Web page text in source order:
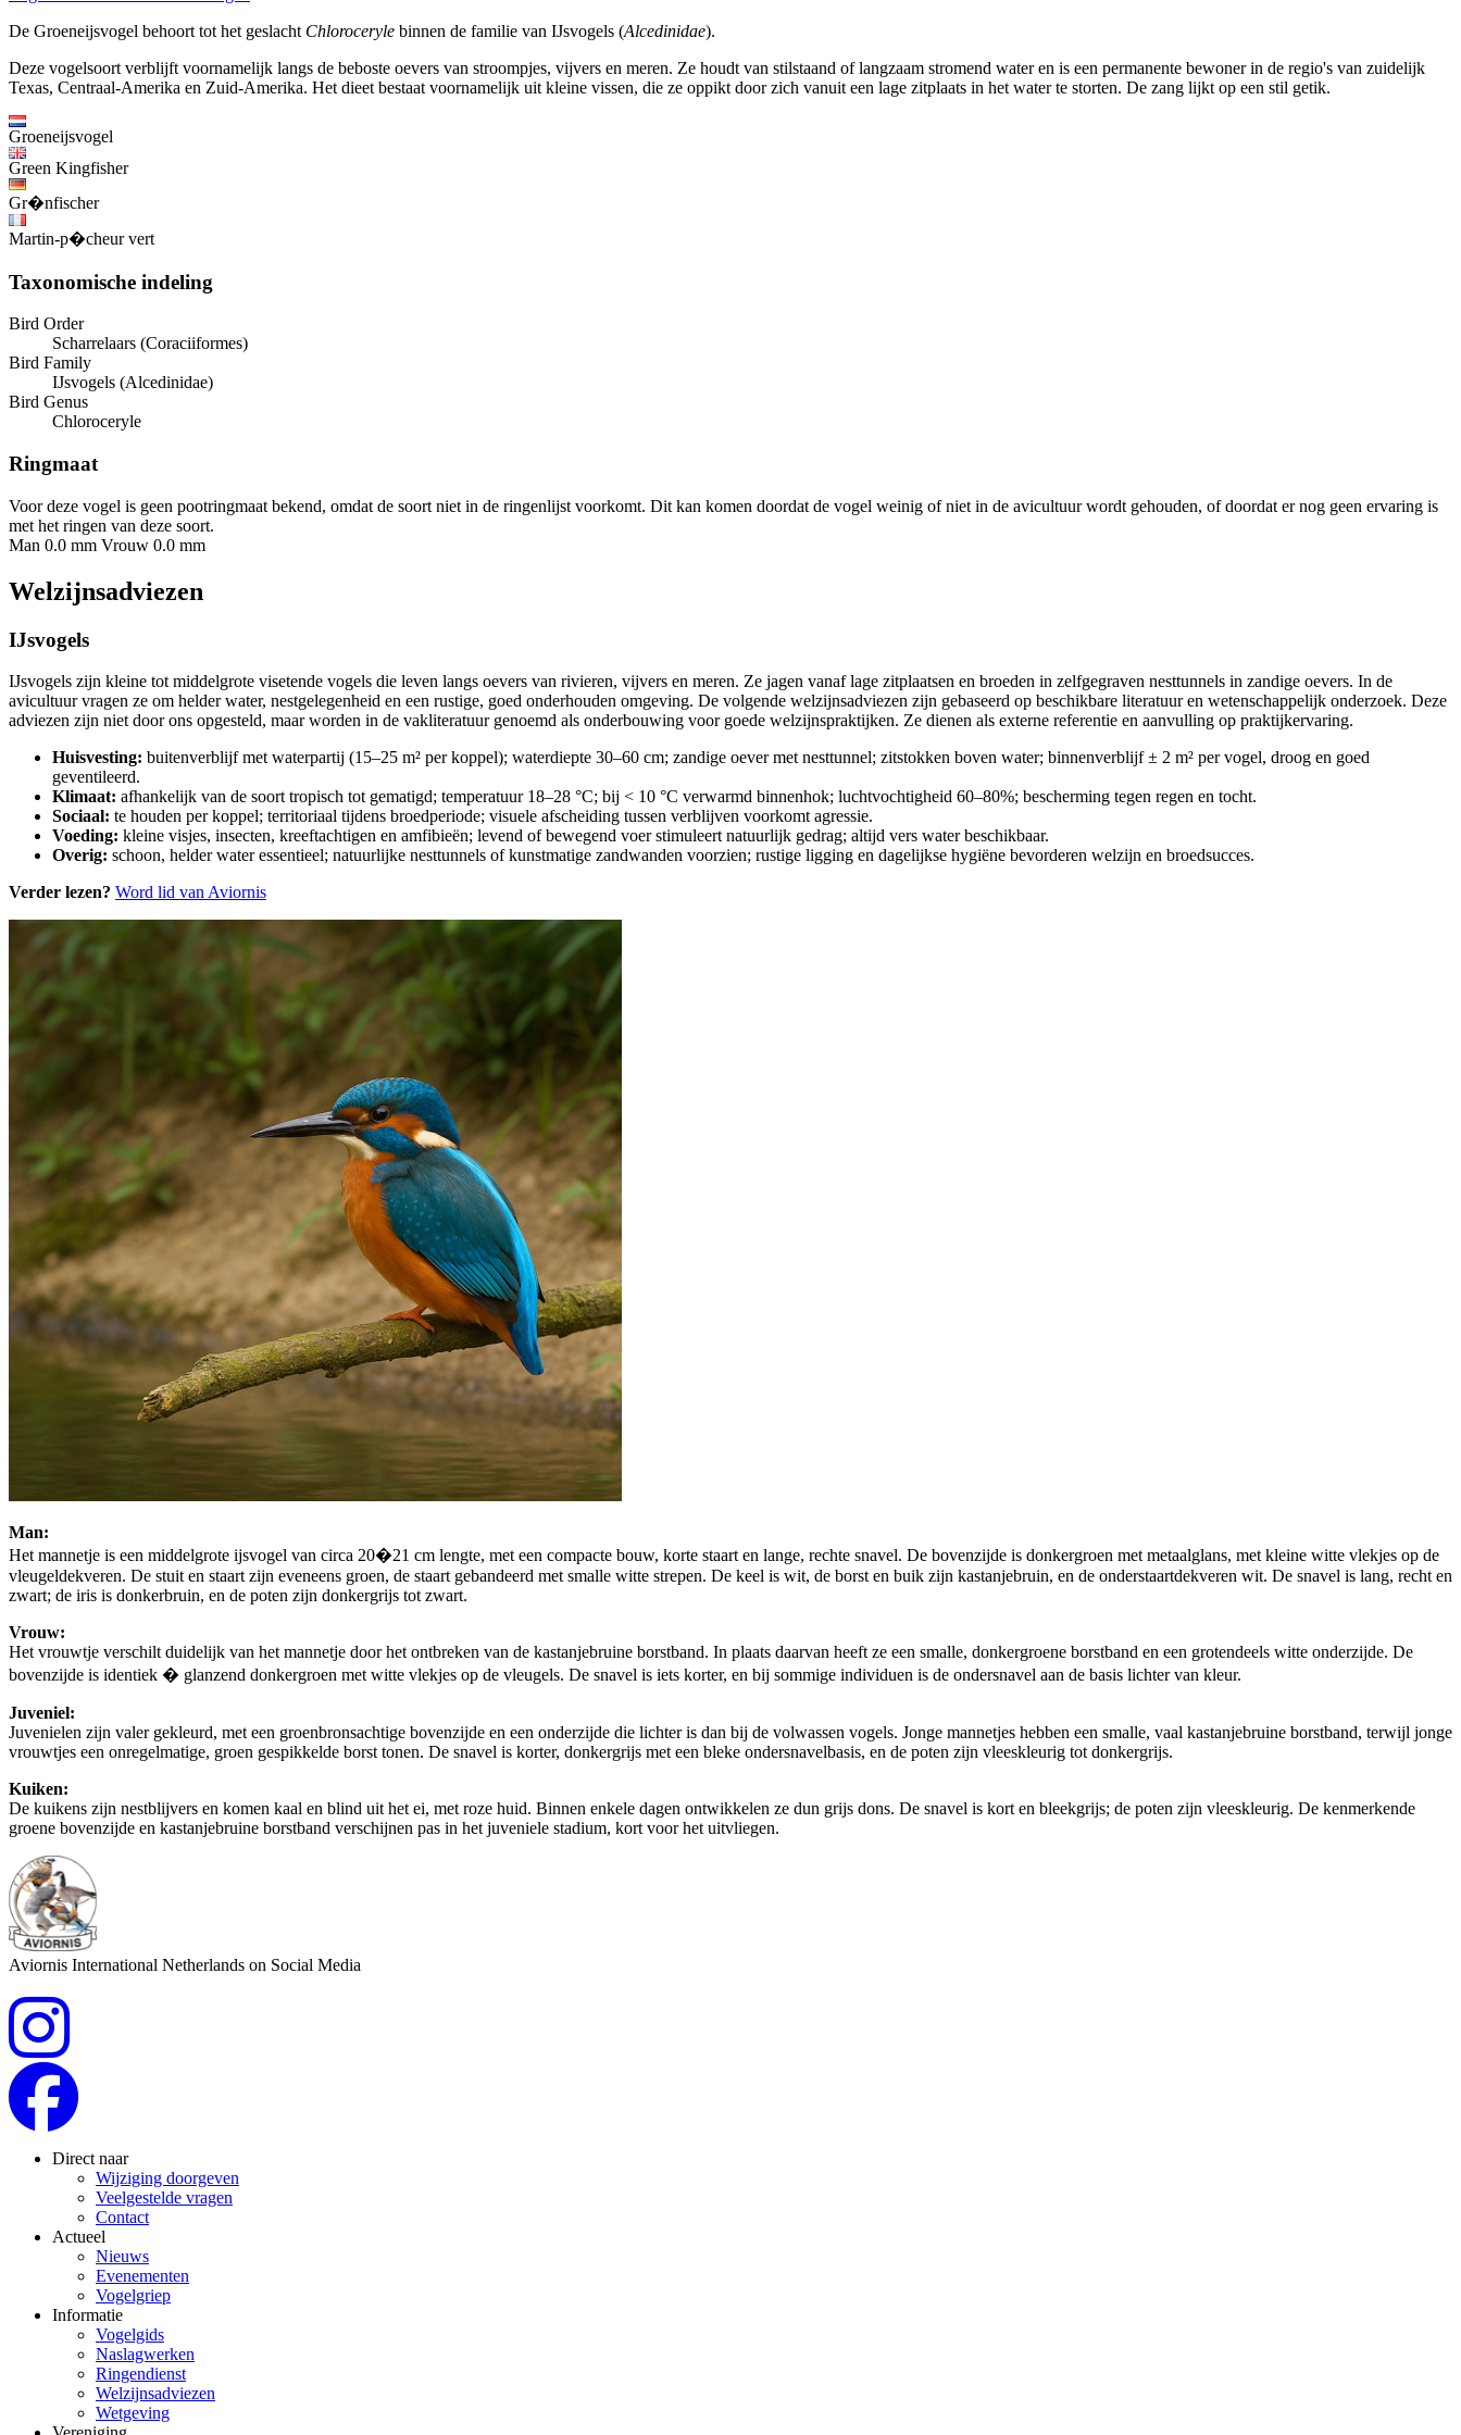
De Groeneijsvogel behoort tot het geslacht Chloroceryle binnen de familie van IJsvogels (Alcedinidae).
Deze vogelsoort verblijft voornamelijk langs de beboste oevers van stroompjes, vijvers en meren. Ze houdt van stilstaand of langzaam stromend water en is een permanente bewoner in de regio's van zuidelijk
Texas, Centraal-Amerika en Zuid-Amerika. Het dieet bestaat voornamelijk uit kleine vissen, die ze oppikt door zich vanuit een lage zitplaats in het water te storten. De zang lijkt op een stil getik.
Groeneijsvogel
Green Kingfisher
Gr�nfischer
Martin-p�cheur vert
Taxonomische indeling
Bird Order
Scharrelaars (Coraciiformes)
Bird Family
IJsvogels (Alcedinidae)
Bird Genus
Chloroceryle
Ringmaat
Voor deze vogel is geen pootringmaat bekend, omdat de soort niet in de ringenlijst voorkomt. Dit kan komen doordat de vogel weinig of niet in de avicultuur wordt gehouden, of doordat er nog geen ervaring is
met het ringen van deze soort.
Man 0.0 mm Vrouw 0.0 mm
Welzijnsadviezen
IJsvogels
IJsvogels zijn kleine tot middelgrote visetende vogels die leven langs oevers van rivieren, vijvers en meren. Ze jagen vanaf lage zitplaatsen en broeden in zelfgegraven nesttunnels in zandige oevers. In de
avicultuur vragen ze om helder water, nestgelegenheid en een rustige, goed onderhouden omgeving. De volgende welzijnsadviezen zijn gebaseerd op beschikbare literatuur en wetenschappelijk onderzoek. Deze
adviezen zijn niet door ons opgesteld, maar worden in de vakliteratuur genoemd als onderbouwing voor goede welzijnspraktijken. Ze dienen als externe referentie en aanvulling op praktijkervaring.
Huisvesting: buitenverblijf met waterpartij (15–25 m² per koppel); waterdiepte 30–60 cm; zandige oever met nesttunnel; zitstokken boven water; binnenverblijf ± 2 m² per vogel, droog en goed
geventileerd.
Klimaat: afhankelijk van de soort tropisch tot gematigd; temperatuur 18–28 °C; bij < 10 °C verwarmd binnenhok; luchtvochtigheid 60–80%; bescherming tegen regen en tocht.
Sociaal: te houden per koppel; territoriaal tijdens broedperiode; visuele afscheiding tussen verblijven voorkomt agressie.
Voeding: kleine visjes, insecten, kreeftachtigen en amfibieën; levend of bewegend voer stimuleert natuurlijk gedrag; altijd vers water beschikbaar.
Overig: schoon, helder water essentieel; natuurlijke nesttunnels of kunstmatige zandwanden voorzien; rustige ligging en dagelijkse hygiëne bevorderen welzijn en broedsucces.
Verder lezen? Word lid van Aviornis
Man:
Het mannetje is een middelgrote ijsvogel van circa 20�21 cm lengte, met een compacte bouw, korte staart en lange, rechte snavel. De bovenzijde is donkergroen met metaalglans, met kleine witte vlekjes op de
vleugeldekveren. De stuit en staart zijn eveneens groen, de staart gebandeerd met smalle witte strepen. De keel is wit, de borst en buik zijn kastanjebruin, en de onderstaartdekveren wit. De snavel is lang, recht en
zwart; de iris is donkerbruin, en de poten zijn donkergrijs tot zwart.
Vrouw:
Het vrouwtje verschilt duidelijk van het mannetje door het ontbreken van de kastanjebruine borstband. In plaats daarvan heeft ze een smalle, donkergroene borstband en een grotendeels witte onderzijde. De
bovenzijde is identiek � glanzend donkergroen met witte vlekjes op de vleugels. De snavel is iets korter, en bij sommige individuen is de ondersnavel aan de basis lichter van kleur.
Juveniel:
Juvenielen zijn valer gekleurd, met een groenbronsachtige bovenzijde en een onderzijde die lichter is dan bij de volwassen vogels. Jonge mannetjes hebben een smalle, vaal kastanjebruine borstband, terwijl jonge
vrouwtjes een onregelmatige, groen gespikkelde borst tonen. De snavel is korter, donkergrijs met een bleke ondersnavelbasis, en de poten zijn vleeskleurig tot donkergrijs.
Kuiken:
De kuikens zijn nestblijvers en komen kaal en blind uit het ei, met roze huid. Binnen enkele dagen ontwikkelen ze dun grijs dons. De snavel is kort en bleekgrijs; de poten zijn vleeskleurig. De kenmerkende
groene bovenzijde en kastanjebruine borstband verschijnen pas in het juveniele stadium, kort voor het uitvliegen.
Aviornis International Netherlands on Social Media
Direct naar
Wijziging doorgeven
Veelgestelde vragen
Contact
Actueel
Nieuws
Evenementen
Vogelgriep
Informatie
Vogelgids
Naslagwerken
Ringendienst
Welzijnsadviezen
Wetgeving